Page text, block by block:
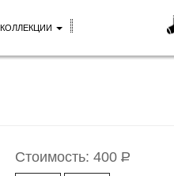
КОЛЛЕКЦИИ
Стоимость: 400 Р